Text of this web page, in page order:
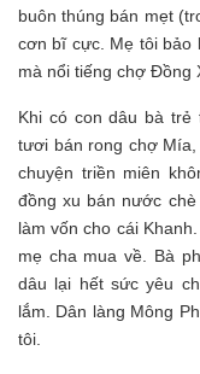
buôn thúng bán mẹt
cơn bĩ cực. Mẹ tôi bảo
mà nổi tiếng chợ Đồng
Khi có con dâu bà trẻ
tươi bán rong chợ
chuyện triền miên
đồng xu bán nước
làm vốn cho cái
mẹ cha mua về. Bà
dâu lại hết sức yêu
lắm. Dân làng Mông
tôi.